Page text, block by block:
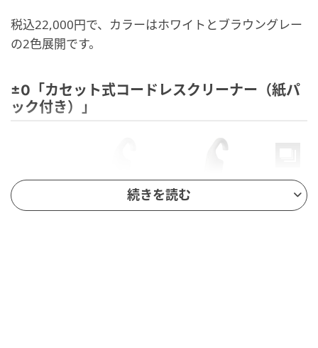
税込22,000円で、カラーはホワイトとブラウングレー
の2色展開です。
±0「カセット式コードレスクリーナー（紙パ
ック付き）」
続きを読む